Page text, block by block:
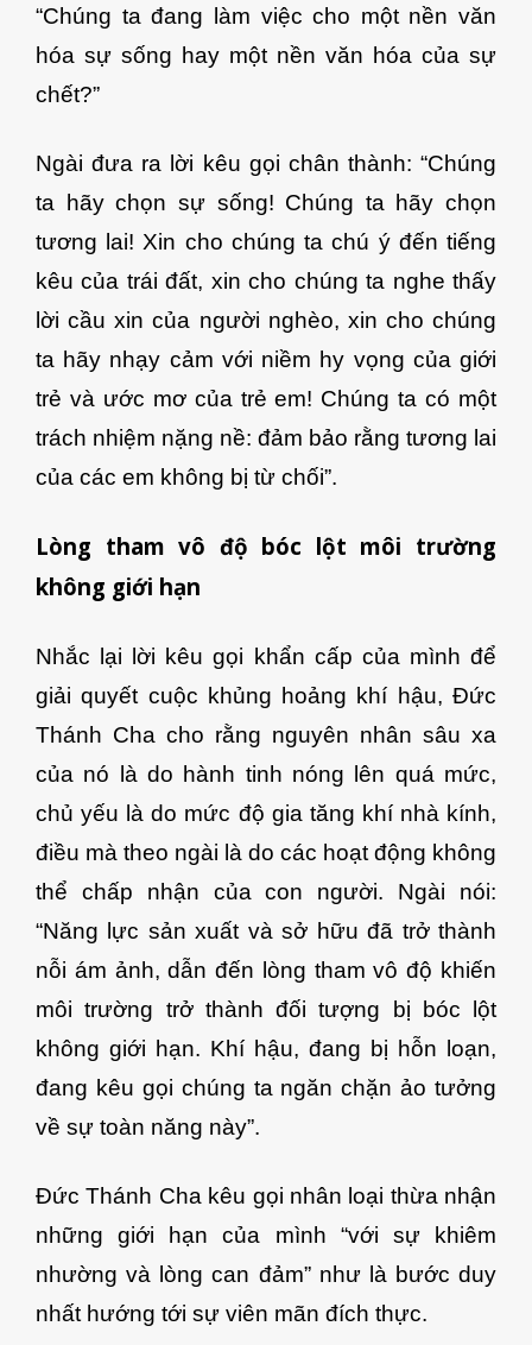
“Chúng ta đang làm việc cho một nền văn
hóa sự sống hay một nền văn hóa của sự
chết?”
Ngài đưa ra lời kêu gọi chân thành: “Chúng
ta hãy chọn sự sống! Chúng ta hãy chọn
tương lai! Xin cho chúng ta chú ý đến tiếng
kêu của trái đất, xin cho chúng ta nghe thấy
lời cầu xin của người nghèo, xin cho chúng
ta hãy nhạy cảm với niềm hy vọng của giới
trẻ và ước mơ của trẻ em! Chúng ta có một
trách nhiệm nặng nề: đảm bảo rằng tương lai
của các em không bị từ chối”.
Lòng tham vô độ bóc lột môi trường
không giới hạn
Nhắc lại lời kêu gọi khẩn cấp của mình để
giải quyết cuộc khủng hoảng khí hậu, Đức
Thánh Cha cho rằng nguyên nhân sâu xa
của nó là do hành tinh nóng lên quá mức,
chủ yếu là do mức độ gia tăng khí nhà kính,
điều mà theo ngài là do các hoạt động không
thể chấp nhận của con người. Ngài nói:
“Năng lực sản xuất và sở hữu đã trở thành
nỗi ám ảnh, dẫn đến lòng tham vô độ khiến
môi trường trở thành đối tượng bị bóc lột
không giới hạn. Khí hậu, đang bị hỗn loạn,
đang kêu gọi chúng ta ngăn chặn ảo tưởng
về sự toàn năng này”.
Đức Thánh Cha kêu gọi nhân loại thừa nhận
những giới hạn của mình “với sự khiêm
nhường và lòng can đảm” như là bước duy
nhất hướng tới sự viên mãn đích thực.